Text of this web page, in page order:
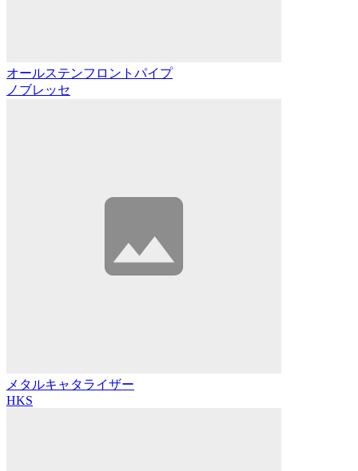
オールステンフロントパイプ
ノブレッセ
メタルキャタライザー
HKS